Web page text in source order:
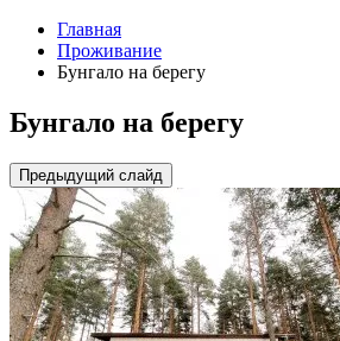
Главная
Проживание
Бунгало на берегу
Бунгало на берегу
Предыдущий слайд